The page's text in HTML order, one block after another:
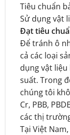
Tiêu chuẩn
Sử dụng vật
Đạt tiêu
Để tránh ô
cả các loại
dụng vật
suất. Trong
chúng tôi
Cr, PBB,
các thị
Tại Việt